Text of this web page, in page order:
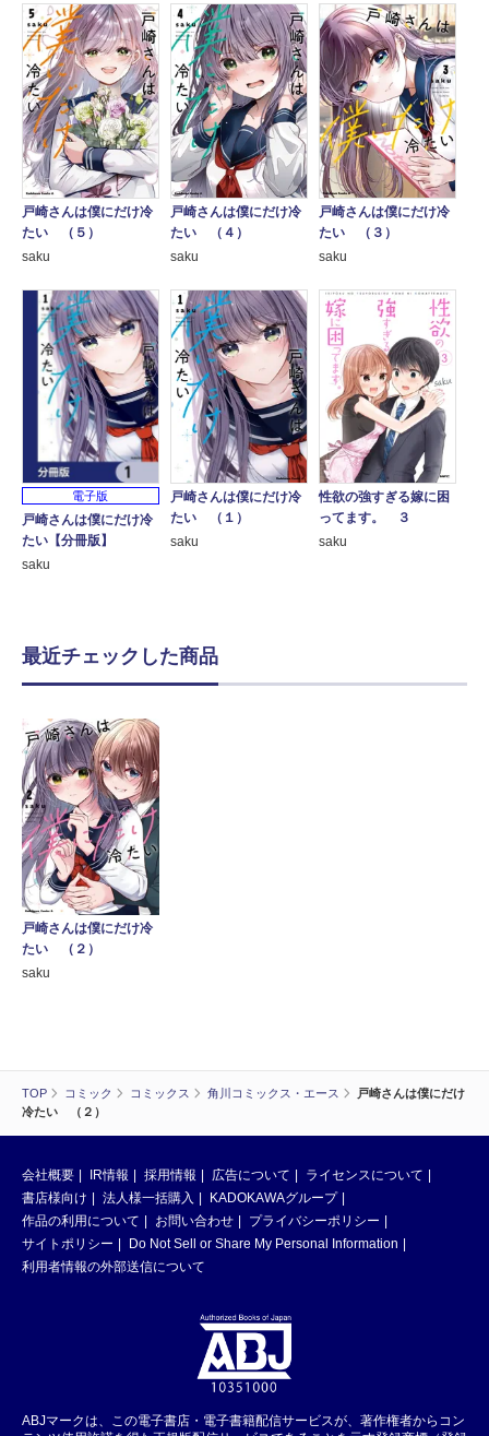
TOP コミック コミックス 角川コミックス・エース
戸崎さんは僕にだけ
冷たい （２）
戸崎さんは僕にだけ冷
たい （５）
saku
戸崎さんは僕にだけ冷
たい （４）
saku
戸崎さんは僕にだけ冷
たい （３）
saku
電子版
戸崎さんは僕にだけ冷
たい【分冊版】
saku
戸崎さんは僕にだけ冷
たい （１）
saku
性欲の強すぎる嫁に困
ってます。 ３
saku
最近チェックした商品
戸崎さんは僕にだけ冷
たい （２）
saku
会社概要 IR情報 採用情報 広告について
ライセンスについて
書店様向け
法人様一括購入
KADOKAWAグループ
作品の利用について
お問い合わせ
プライバシーポリシー
サイトポリシー
Do Not Sell or Share My Personal Information
利用者情報の外部送信について
ABJマークは、この電子書店・電子書籍配信サービスが、著作権者からコン